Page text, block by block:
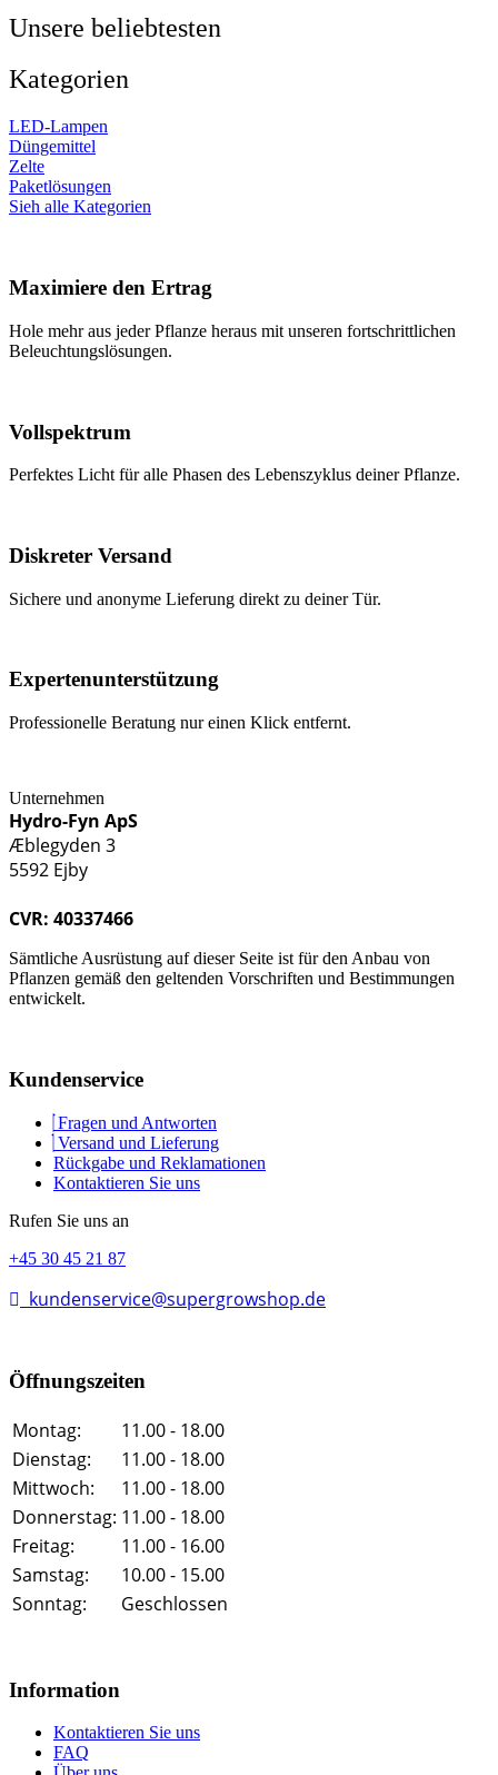
Unsere beliebtesten
Kategorien
LED-Lampen
Düngemittel
Zelte
Paketlösungen
Sieh alle Kategorien
Maximiere den Ertrag
Hole mehr aus jeder Pflanze heraus mit unseren fortschrittlichen
Beleuchtungslösungen.
Vollspektrum
Perfektes Licht für alle Phasen des Lebenszyklus deiner Pflanze.
Diskreter Versand
Sichere und anonyme Lieferung direkt zu deiner Tür.
Expertenunterstützung
Professionelle Beratung nur einen Klick entfernt.
Unternehmen
Hydro-Fyn ApS
Æblegyden 3
5592 Ejby
CVR: 40337466
Sämtliche Ausrüstung auf dieser Seite ist für den Anbau von
Pflanzen gemäß den geltenden Vorschriften und Bestimmungen
entwickelt.
Kundenservice
Fragen und Antworten
Versand und Lieferung
Rückgabe und Reklamationen
Kontaktieren Sie uns
Rufen Sie uns an
+45 30 45 21 87
kundenservice@supergrowshop.de
Öffnungszeiten
Montag:
11.00 - 18.00
Dienstag:
11.00 - 18.00
Mittwoch:
11.00 - 18.00
Donnerstag: 11.00 - 18.00
Freitag:
11.00 - 16.00
Samstag:
10.00 - 15.00
Sonntag:
Geschlossen
Information
Kontaktieren Sie uns
FAQ